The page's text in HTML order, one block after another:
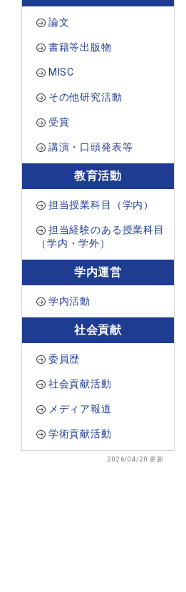
論文
書籍等出版物
MISC
その他研究活動
受賞
講演・口頭発表等
教育活動
担当授業科目（学内）
担当経験のある授業科目
（学内・学外）
学内運営
学内活動
社会貢献
委員歴
社会貢献活動
メディア報道
学術貢献活動
2026/04/20 更新